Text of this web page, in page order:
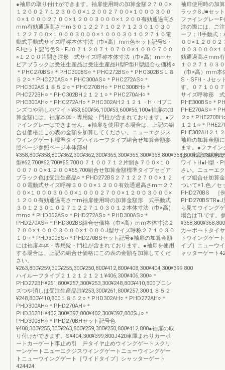
●袖扉の取り付けができます。袖扉使用時の加算金額２７００×
１２００２７１２３０００×１２００２７００×１０００３００
０×１０００２７００×１２００３０００×１２００有効通過高さ
mm有効通過高さmm３０１２２７１０２７１２３０１０３０
１２２７００×１０００３０００×１０００３０１０２７１０電
動式手動式サイズ呼称本体寸法（巾×高）mm色セット記号S・
FJセット記号色S・FJ０７１２０７１０７００×１０００７００
×１２００片開き注形 式サイズ呼称本体寸法（巾×高）mmセ
ピアブラックは受注生産品は受注生産品H型P型H型組合せ価格○
＊PHC270BS○＊PHC300BS○＊PHC272BS○＊PHC302BS１８
５２○＊PHC270AS○＊PHC300AS○＊PHC272AS○＊
PHC302AS１８５２○＊PHC270BH○＊PHC300BH○＊
PHC272BH○＊PHC302BH２１２１○＊PHC270AH○＊
PHC300AH○＊PHC272AH○＊PHC302AH２１２１・H・Hブロ
ンズつや消しホワイト¥53,600¥56,100¥53,600¥56,100●袖扉の加
算金額には、袖扉本体・専用錠・門柱が含まれております。●フ
ァイングレーはできません。●袖扉を使用する場合は、上記の組
合せ価格にこの表の金額を加算してください。ニューエクジス
ウイングゲート標準タイプハイルーフタイプ組合せ加算金額参
照ページ参照ページ本体部材
型¥62,700¥62,700¥65,700０７１００７１２片開き７００×１０
００７００×１２００¥65,700組合せ加算金額標準タイプセピア
ブラック色は受注生産品○＊PHD272BS２７１２２７００×１２
００電動式サイズ呼称３０００×１２００有効通過高さmm２７
００×１０００３０００×１０００２７００×１２００３０００×
１２００有効通過高さmm袖扉使用時の加算金額形 式手動式
３０１２３０１０２７１２２７１０３０１２本体寸法（巾×高）
mm○＊PHD302AS○＊PHD272AS○＊PHD300AS○＊
PHD270AS○＊PHD302BS組合せ価格（巾×高）mm本体寸法２
７００×１０００３０００×１０００J型サイズ呼称２７１０３０
１０○＊PHD300BS○＊PHD270BSセット記号●袖扉の加算金額
には袖扉本体・専用錠・門柱が含まれております。●袖扉を使用
する場合は、上記の組合せ価格にこの表の金額を加算してくだ
さい。
¥263,800¥259,300¥255,300¥250,800¥412,800¥408,300¥404,300¥399,800
ハイルーフタイプ２１２１２１２１¥406,300¥406,300○＊
PHD272BH¥261,800¥257,300¥253,300¥248,800¥410,800ブロン
ズつや消しは受注生産品注¥253,300¥261,800¥257,300１８５２
¥248,800¥410,800１８５２○＊PHD302AH○＊PHD272AH○＊
PHD300AH○＊PHD270AH○＊
PHD302BH¥402,300¥397,800¥402,300¥397,800SJ○＊
PHD300BH○＊PHD270BHセット記号色
¥408,300¥255,300¥263,800¥259,300¥250,800¥412,800●袖扉の取
り付けができます。S¥404,300¥399,800J420車庫まわりカーポ
ートカーゲート車止め引 戸タイヤ止めウイングゲートスクリ
ーンゲートニューエクジスウイングゲートニューウイングゲー
トニューウイングゲート［ワイドタイプ］シャッターゲート
424424
袖扉使用時の加
ラックSJ■セッ
ファイングレー
注の際には、ご
ーフ：H手動式
００×１２００
００３０００×
効通過高さmm
１０２７１０３
（巾×高）mm
S・SFH・Jセッ
す。０７１００
サイズ呼称形 式
PHE300BS○＊
PHE270AS○＊
２○＊
１２１○＊
PHE302AH２１
袖扉の加算金額
ます。●ファイ
は、上記の組合
ワイトH●H型・
さい。ニューエ
イプ組合せ加算
ついて※1.色／セ
PHD270BS ［
PHD270BSTR●J
ら見てウイング
場合はTLです。
カーポートタイ
トウイングゲー
イプ］ニューウ
ャッターゲート